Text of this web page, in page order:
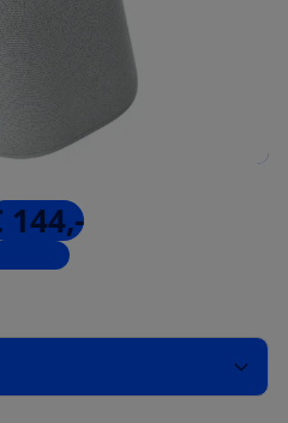
144,-